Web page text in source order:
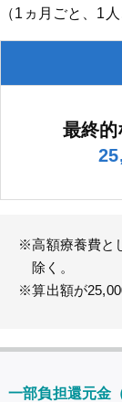
（1ヵ月ごと、1
最終的
※高額療養費と
除く。
※算出額が
一部負担還元金